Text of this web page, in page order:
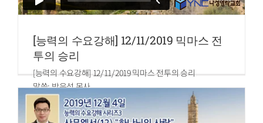
[능력의 수요강해] 12/11/2019 믹마스 전
투의 승리
[능력의 수요강해] 12/11/2019 믹마스 전투의 승리
말씀: 박은성 목사
사무엘상 14장